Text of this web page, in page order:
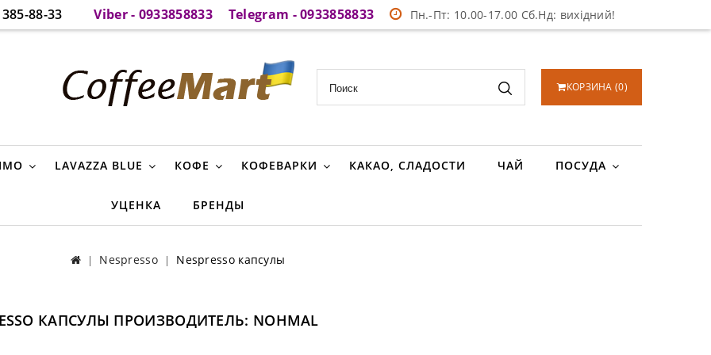
88-33 Viber - 0933858833 Telegram - 0933858833 Пн.-Пт: 10.00-17.00 Сб.Нд: вихідний!
КОРЗИНА (0)
LAVAZZA BLUE КОФЕ КОФЕВАРКИ КАКАО, СЛАДОСТИ ЧАЙ ПОСУДА
УЦЕНКА БРЕНДЫ
Nespresso Nespresso капсулы
КАПСУЛЫ ПРОИЗВОДИТЕЛЬ: NOHMAL